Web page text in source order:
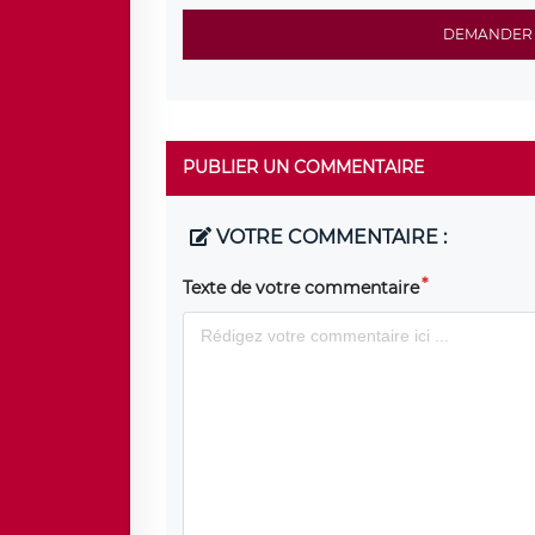
PUBLIER UN COMMENTAIRE
VOTRE COMMENTAIRE :
Texte de votre commentaire